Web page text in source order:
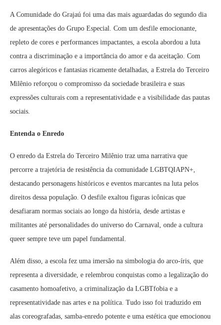
A Comunidade do Grajaú foi uma das mais aguardadas do segundo dia
de apresentações do Grupo Especial. Com um desfile emocionante,
repleto de cores e performances impactantes, a escola abordou a luta
contra a discriminação e a importância do amor e da aceitação. Com
carros alegóricos e fantasias ricamente detalhadas, a Estrela do Terceiro
Milênio reforçou o compromisso da sociedade brasileira e suas
expressões culturais com a representatividade e a visibilidade das pautas
sociais.
Entenda o Enredo
O enredo da Estrela do Terceiro Milênio traz uma narrativa que
percorre a trajetória de resistência da comunidade LGBTQIAPN+,
destacando personagens históricos e eventos marcantes na luta pelos
direitos dessa população. O desfile exaltou figuras icônicas que
desafiaram normas sociais ao longo da história, desde artistas e
militantes até personalidades do universo do Carnaval, onde a cultura
queer sempre teve um papel fundamental.
Além disso, a escola fez uma imersão na simbologia do arco-íris, que
representa a diversidade, e relembrou conquistas como a legalização do
casamento homoafetivo, a criminalização da LGBTfobia e a
representatividade nas artes e na política. Tudo isso foi traduzido em
alas coreografadas, samba-enredo potente e uma estética que emocionou